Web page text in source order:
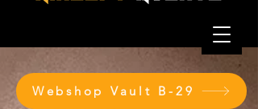
Webshop Vault B-29